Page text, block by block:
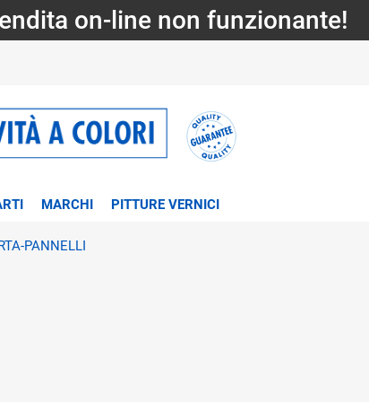
on-line non funzionante!
MARCHI PITTURE VERNICI
PANNELLI